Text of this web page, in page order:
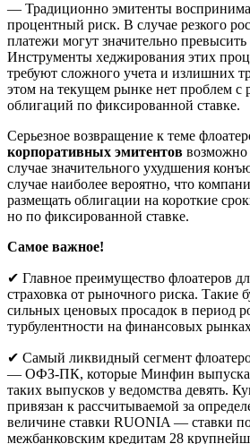
— Традиционно эмитенты
процентный риск. В случае резкого
платежи могут значительно
Инструменты хеджирования этих
требуют сложного учета и излишних
этом на текущем рынке нет проблем с
облигаций по фиксированной ставке.
Серьезное возвращение к теме
корпоративных эмитентов возможно
случае значительного ухудшения
случае наиболее вероятно, что
размещать облигации на короткие
но по фиксированной ставке.
Самое важное!
✔ Главное преимущество флоатеров
страховка от рыночного риска. Такие
сильных ценовых просадок в период
турбулентности на финансовых
✔ Самый ликвидный сегмент
— ОФЗ-ПК, которые Минфин
таких выпусков у ведомства девять.
привязан к рассчитываемой за
величине ставки RUONIA — ставки
межбанковским кредитам 28